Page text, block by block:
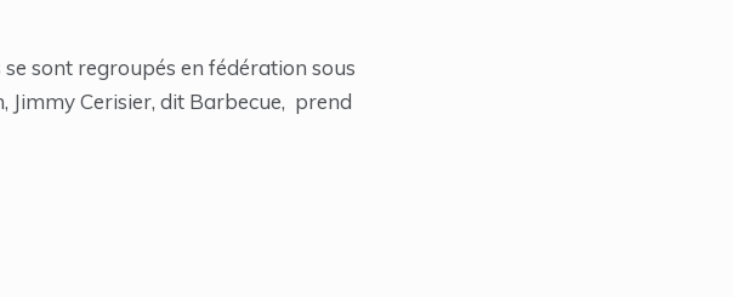
sont regroupés en fédération sous
Jimmy Cerisier, dit Barbecue, prend